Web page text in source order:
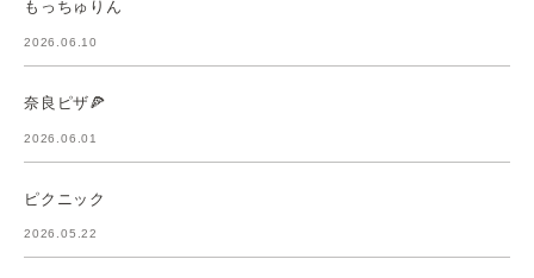
もっちゅりん
2026.06.10
奈良ピザ🍕
2026.06.01
ピクニック
2026.05.22